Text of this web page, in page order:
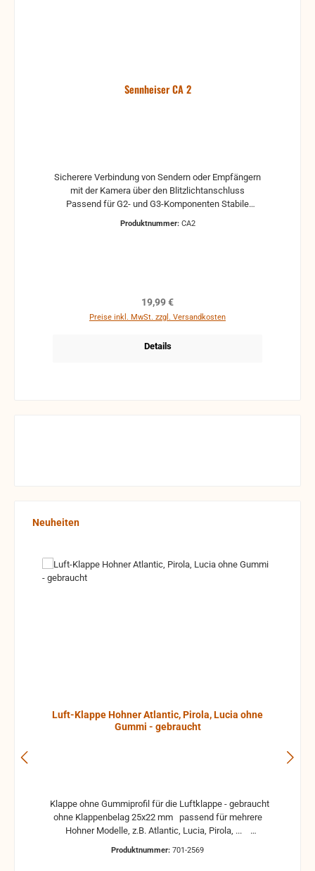
Sennheiser CA 2
Sicherere Verbindung von Sendern oder Empfängern
mit der Kamera über den Blitzlichtanschluss
Passend für G2- und G3-Komponenten Stabile
Produktnummer: CA2
Regulärer Preis:
19,99 €
Preise inkl. MwSt. zzgl. Versandkosten
Details
Produktgalerie überspringen
Neuheiten
Luft-Klappe Hohner Atlantic, Pirola, Lucia ohne
Gummi - gebraucht
ohne Klappenbelag 25x22 mm passend für mehrere
Hohner Modelle, z.B. Atlantic, Lucia, Pirola, ...
Produktnummer: 701-2569